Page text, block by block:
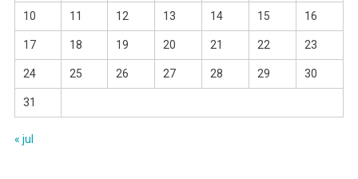
10 11 12 13 14 15 16
17 18 19 20 21 22 23
24 25 26 27 28 29 30
31
« jul